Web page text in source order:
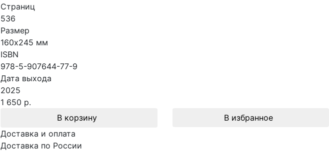
Страниц
536
Размер
160х245 мм
ISBN
978-5-907644-77-9
Дата выхода
2025
1 650 р.
В корзину
В избранное
Доставка и оплата
Доставка по России